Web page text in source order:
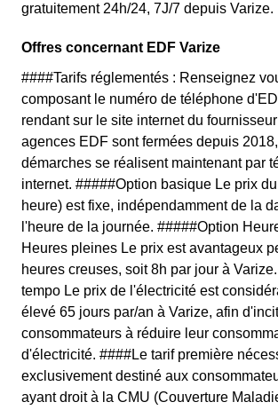
gratuitement 24h/24, 7J/7 depuis Varize.
Offres concernant EDF Varize
####Tarifs réglementés : Renseignez
composant le numéro de téléphone
rendant sur le site internet du
agences EDF sont fermées depuis
démarches se réalisent maintenant par
internet. #####Option basique Le prix
heure) est fixe, indépendamment de la
l'heure de la journée. #####Option
Heures pleines Le prix est avantageux
heures creuses, soit 8h par jour à
tempo Le prix de l'électricité est
élevé 65 jours par/an à Varize, afin
consommateurs à réduire leur
d'électricité. ####Le tarif première
exclusivement destiné aux
ayant droit à la CMU (Couverture